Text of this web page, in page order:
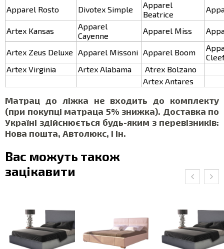
Apparel Rosto Divotex Simple
Apparel
Beatrice
Artex Kansas
Apparel
Cayenne
Apparel Miss
Artex Zeus Deluxe Apparel Missoni Apparel Boom
Artex Virginia
Artex Alabama
Atrex Bolzano
Artex Antares
Матрац до ліжка не входить до комплекту
(при покупці матраца 5% знижка). Доставка по
Україні здійснюється будь-яким з перевізників:
Нова пошта, Автолюкс, і ін.
Вас можуть також
зацікавити